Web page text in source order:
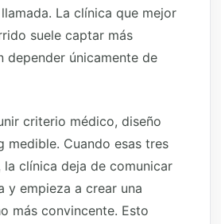
La clínica que mejor
suele captar más
depender únicamente de
criterio médico, diseño
medible. Cuando esas tres
la clínica deja de comunicar
y empieza a crear una
más convincente. Esto